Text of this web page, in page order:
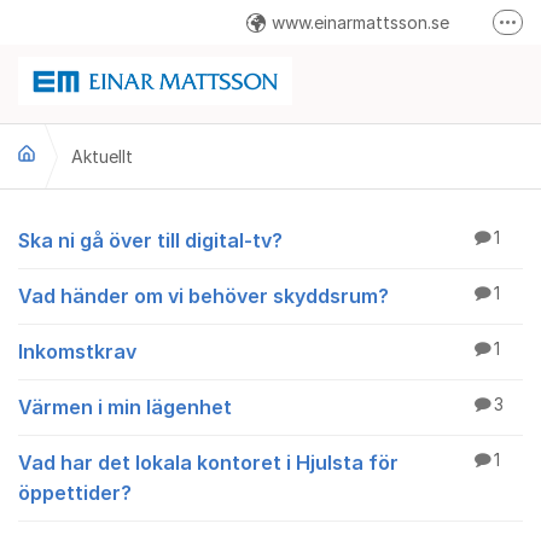
www.einarmattsson.se
Aktuellt
Aktuellt
Ska ni gå över till digital-tv? 1
Vad händer om vi behöver skyddsrum? 1
Inkomstkrav 1
Värmen i min lägenhet 3
Vad har det lokala kontoret i Hjulsta för
öppettider?
1